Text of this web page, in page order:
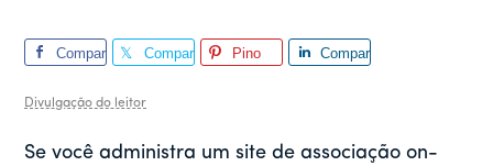
Compar
Compar
Pino
Compar
Divulgação do leitor
Se você administra um site de associação on-